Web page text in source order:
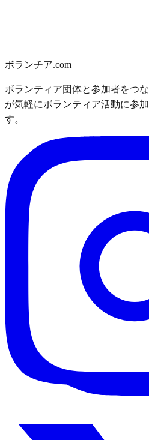
ボランチア.com
ボランティア団体と参加者をつ
が気軽にボランティア活動に参
す。